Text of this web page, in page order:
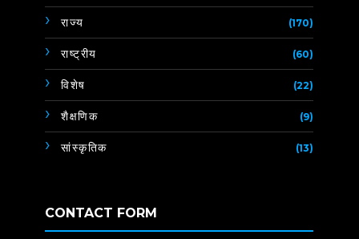
राज्य (170)
राष्ट्रीय (60)
विशेष (22)
शैक्षणिक (9)
सांस्कृतिक (13)
CONTACT FORM